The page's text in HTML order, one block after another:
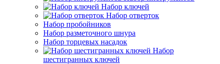
Набор ключей
Набор отверток
Набор пробойников
Набор разметочного шнура
Набор торцевых насадок
Набор
шестигранных ключей